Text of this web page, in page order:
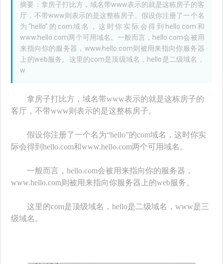
摘要：拿房子打比方，域名带www表示的就是这栋房子的客
厅，不带www则表示的是这整栋房子。假设你注册了一个名
为“hello”的com域名，这时你实际会得到hello.com和
www.hello.com两个可用域名。一般而言，hello.com会被用
来指向你的服务器，www.hello.com则被用来指向你服务器
上的web服务。这里的com是顶级域名，hello是二级域名，
w
拿房子打比方，域名带www表示的就是这栋房子的
客厅，不带www则表示的是这整栋房子。
假设你注册了一个名为“hello”的com域名，这时你实
际会得到hello.com和www.hello.com两个可用域名。
一般而言，hello.com会被用来指向你的服务器，
www.hello.com则被用来指向你服务器上的web服务。
这里的com是顶级域名，hello是二级域名，www是三
级域名。